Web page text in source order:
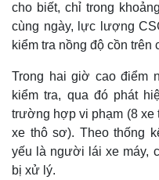
cho biết, chỉ trong
cùng ngày, lực lượng
kiểm tra nồng độ cồn trên
Trong hai giờ cao điểm
kiểm tra, qua đó phát
trường hợp vi phạm (8 xe
xe thô sơ). Theo thống
yếu là người lái xe máy,
bị xử lý.